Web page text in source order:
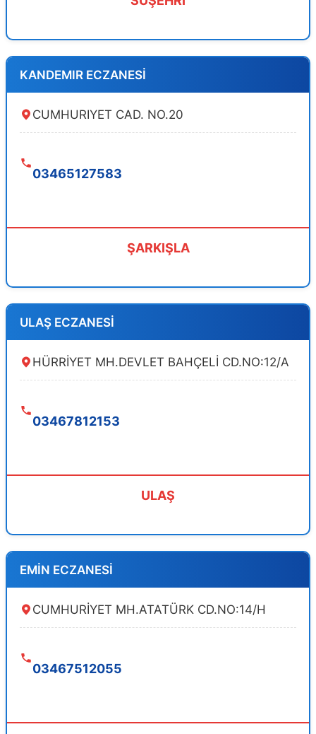
KANDEMIR ECZANESİ
CUMHURIYET CAD. NO.20
03465127583
ŞARKIŞLA
ULAŞ ECZANESİ
HÜRRİYET MH.DEVLET BAHÇELİ CD.NO:12/A
03467812153
ULAŞ
EMİN ECZANESİ
CUMHURİYET MH.ATATÜRK CD.NO:14/H
03467512055